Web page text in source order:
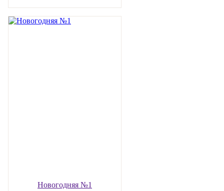
Новогодняя №1